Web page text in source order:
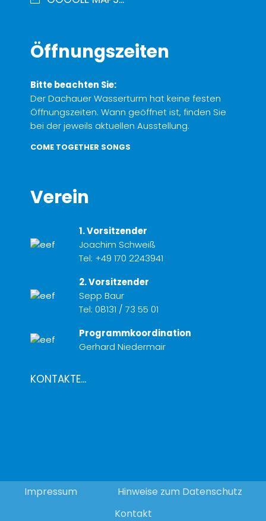
Öffnungszeiten
Bitte beachten Sie:
Der Dachauer Wasserturm hat keine festen
Öffnungszeiten. Wann geöffnet ist, finden Sie
bei der jeweils aktuellen Ausstellung.
COME TOGETHER SONGS
Verein
1. Vorsitzender
Joachim Schweiß
Tel: +49 170 2243941
2. Vorsitzender
Sepp Baur
Tel: 08131 / 73 55 01
Programmkoordination
Gerhard Niedermair
KONTAKTE...
Impressum
Hinweise zum Datenschutz
Kontakt